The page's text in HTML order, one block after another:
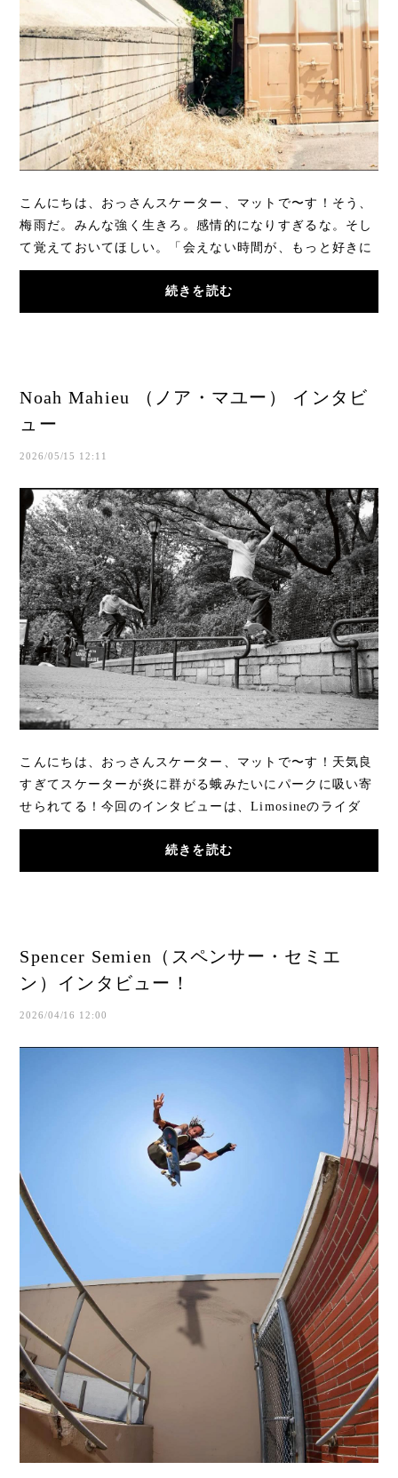
こんにちは、おっさんスケーター、マットで〜す！そう、
梅雨だ。みんな強く生きろ。感情的になりすぎるな。そし
て覚えておいてほしい。「会えない時間が、もっと好きに
させる。」また乾いた路面に会えた時の喜び...
続きを読む
Noah Mahieu （ノア・マユー） インタビ
ュー
2026/05/15 12:11
こんにちは、おっさんスケーター、マットで〜す！天気良
すぎてスケーターが炎に群がる蛾みたいにパークに吸い寄
せられてる！今回のインタビューは、Limosineのライダ
ー、レコードディガー、フライングフレンチボ...
続きを読む
Spencer Semien（スペンサー・セミエ
ン）インタビュー！
2026/04/16 12:00